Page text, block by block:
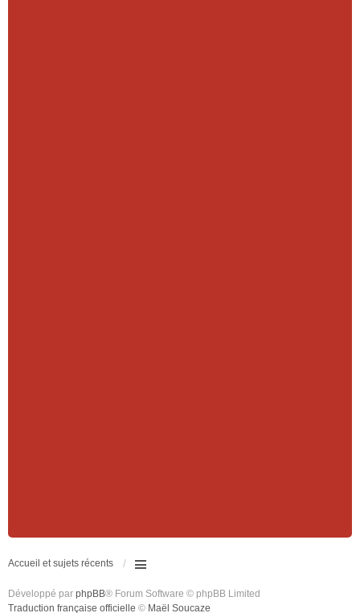
Accueil et sujets récents
Développé par phpBB® Forum Software © phpBB Limited
Traduction française officielle © Maël Soucaze